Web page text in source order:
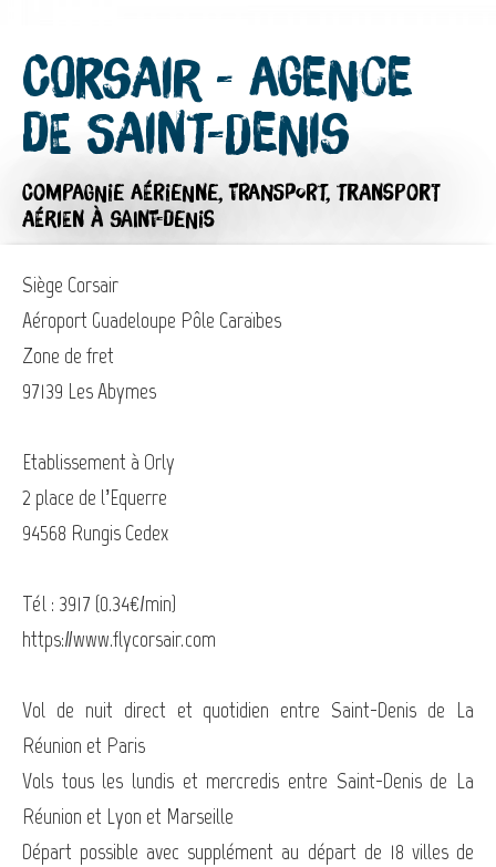
Corsair - Agence
de Saint-Denis
COMPAGNIE AÉRIENNE,TRANSPORT, TRANSPORT
AÉRIEN À SAINT-DENIS
Siège Corsair
Aéroport Guadeloupe Pôle Caraïbes
Zone de fret
97139 Les Abymes
Etablissement à Orly
2 place de l’Equerre
94568 Rungis Cedex
Tél : 3917 (0.34€/min)
https://www.flycorsair.com
Vol de nuit direct et quotidien entre Saint-Denis de La
Réunion et Paris
Vols tous les lundis et mercredis entre Saint-Denis de La
Réunion et Lyon et Marseille
Départ possible avec supplément au départ de 18 villes de